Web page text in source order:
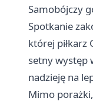
Samobójczy
Spotkanie
której piłkarz
setny występ
nadzieję na
Mimo